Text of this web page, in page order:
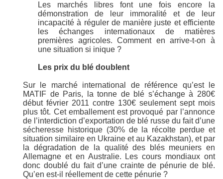
Les marchés libres font une fois encore la
démonstration de leur immoralité et de leur
incapacité à réguler de manière juste et efficiente
les échanges internationaux de matières
premières agricoles. Comment en arrive-t-on à
une situation si inique ?
Les prix du blé doublent
Sur le marché international de référence qu’est le
MATIF de Paris, la tonne de blé s’échange à 280€
début février 2011 contre 130€ seulement sept mois
plus tôt. Cet emballement est provoqué par l’annonce
de l’interdiction d’exportation de blé russe du fait d’une
sécheresse historique (30% de la récolte perdue et
situation similaire en Ukraine et au Kazakhstan), et par
la dégradation de la qualité des blés meuniers en
Allemagne et en Australie. Les cours mondiaux ont
donc doublé du fait d’une crainte de pénurie de blé.
Qu’en est-il réellement de cette pénurie ?